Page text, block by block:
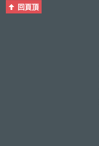
回頁頂